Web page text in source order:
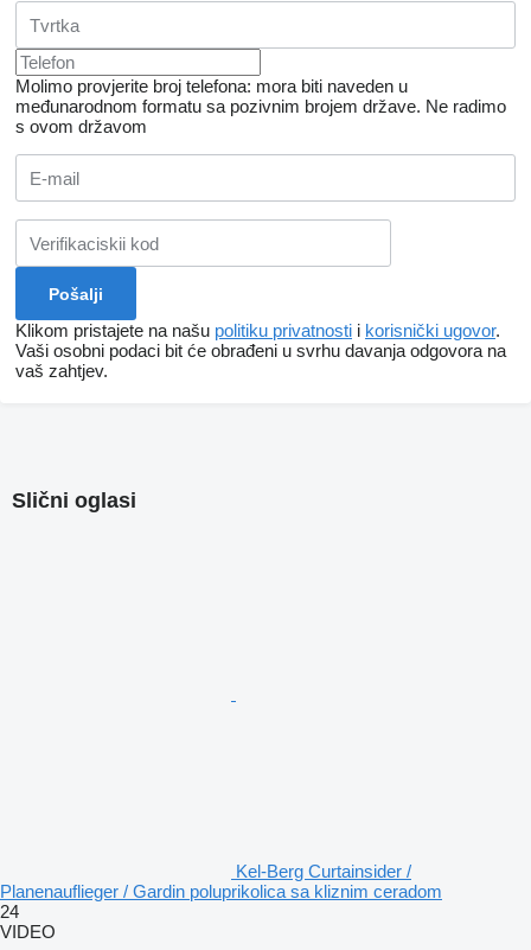
Molimo provjerite broj telefona: mora biti naveden u
međunarodnom formatu sa pozivnim brojem države. Ne radimo
s ovom državom
Klikom pristajete na našu politiku privatnosti i korisnički ugovor.
Vaši osobni podaci bit će obrađeni u svrhu davanja odgovora na
vaš zahtjev.
Slični oglasi
Kel-Berg Curtainsider /
Planenauflieger / Gardin poluprikolica sa kliznim ceradom
24
VIDEO